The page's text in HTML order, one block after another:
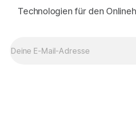
Technologien für den